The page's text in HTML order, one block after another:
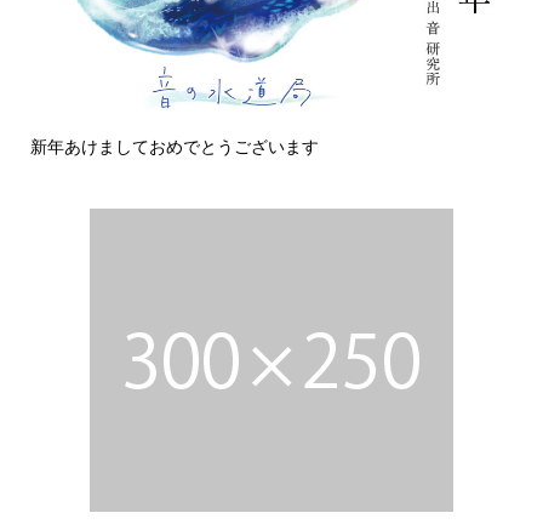
新年あけましておめでとうございます